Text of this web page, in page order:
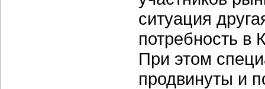
ситуация
потребность
При этом
продвинуты и